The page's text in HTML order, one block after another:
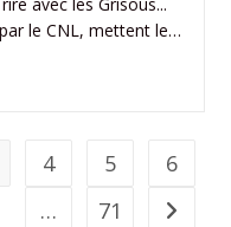
le CNL, mettent le…
4 5
6
…
71